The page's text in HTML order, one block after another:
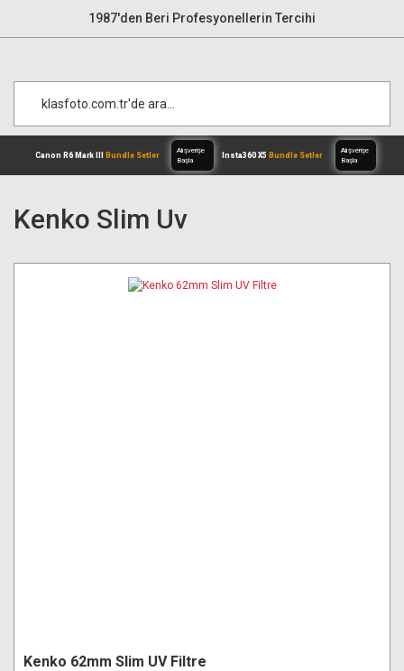
1987'den Beri Profesyonellerin Tercihi
Başla
Kenko Slim Uv
Kenko 62mm Slim UV Filtre